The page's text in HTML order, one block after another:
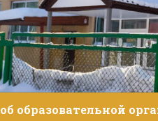
образовательной